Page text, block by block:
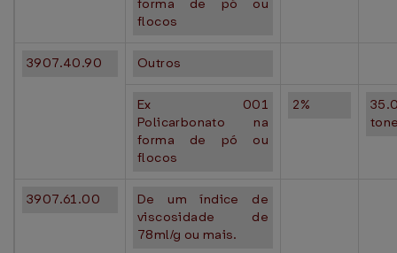
forma de pó ou
flocos
3907.40.90 Outros
Ex 001
Policarbonato na
forma de pó ou
flocos
2%
3907.61.00
De um índice de
viscosidade de
78ml/g ou mais.